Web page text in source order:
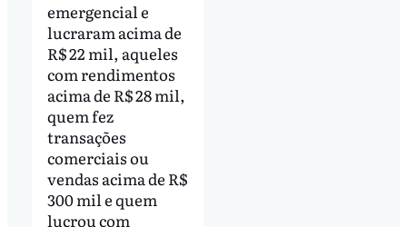
emergencial e
lucraram acima de
R$ 22 mil, aqueles
com rendimentos
acima de R$ 28 mil,
quem fez
transações
comerciais ou
vendas acima de R$
300 mil e quem
lucrou com